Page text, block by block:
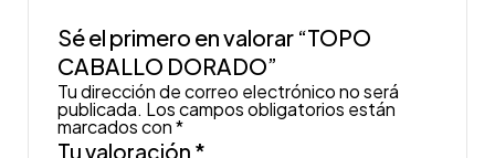
Sé el primero en valorar “TOPO
CABALLO DORADO”
Tu dirección de correo electrónico no será
publicada. Los campos obligatorios están
marcados con*
Tu valoración *